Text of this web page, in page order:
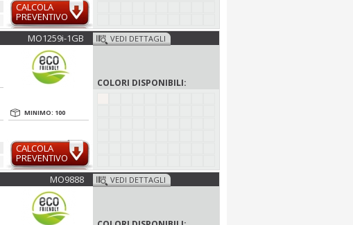
CALCOLA
PREVENTIVO
MO1259i-1GB
MINIMO: 100
CALCOLA
PREVENTIVO
VEDI DETTAGLI
COLORI DISPONIBILI:
MO9888 VEDI DETTAGLI